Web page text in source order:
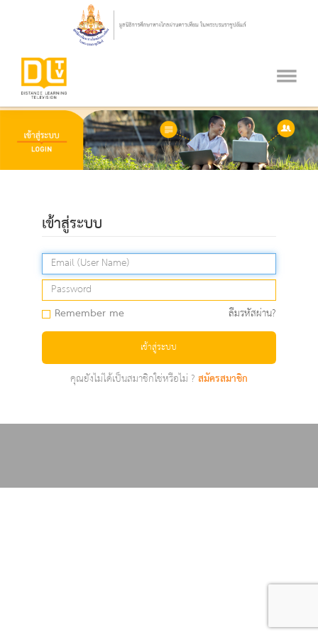
เข้าสู่ระบบ
Remember me ลืมรหัสผ่าน?
เข้าสู่ระบบ
คุณยังไม่ได้เป็นสมาชิกใช่หรือไม่ ?สมัครสมาชิก